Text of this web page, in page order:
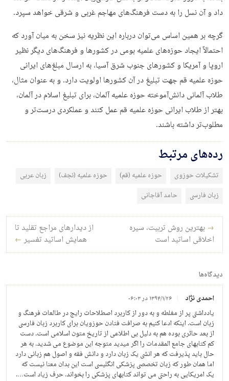
داد و آن نسل را به دست فرهنگ‌های مهاجم غربی و شرقی خواهد سپرد.
گرچه بر همین اساس می‌توان درباره این نظریه نیز سخن به میان آورد که
احتمالاً ایجاد حوزه‌های علمیه بومی در کشورها و فرهنگ‌های دیگر نظیر
اروپا و آمریکا و کشورهای جنوب شرق آسیا، به ارسال مبلغ‌های ایرانی
حوزه علمیه قم جهت تبلیغ در آن کشورها اولویت دارد. و به عنوان مثال،
طلاب آلمانی دانش‌آموخته حوزه علمیه آلمان، برای تبلیغ اسلام در آلمان،
بهتر از طلاب ایرانی حوزه علمیه قم عمل کنند و عملکردی درست‌تر و
مطلوب‌تر داشته باشند.
رده‌های مرتبط
تشکیلات حوزوی حوزه علمیه (قم) حوزه علمیه (نجف)
زبان عربی
زبان فارسی
حامد آقاجانی
راه‌بری نوشته
→ بهترین روش تربیت، سیره
اخلاقی اساتید است
از دیدارهای مراجع تقلید تا
همایش اساتید تفسیر←
دیدگاه‌ها
احمدی نژاد ۱۳۹۴/۱/۲۶ در ۰۶:۰۳
یادداشتی پر از مغلطه و به دور از کاربرد اصطلاحات رایج در طالعات فرهنگ و
زبان است. اینکه ادعا کنیم به صرافت فتادن حوزویان برای کاربرد زبان فارسی
از بعد حائری بوده هم به دلیل بی اطلاعی از تاریخ متون اسلامی است. دست
کم کتابهای جامع المقدمات را اگر میدید متوجه این موضوع می شدید. به هر
حال باید پذیرفت که هر انشی یک زبان دارد و دانش فقه و اصول هم زبانی دارد
اما همان طور که زبان تخصصی پزشکی انگلیسی است این بدان معنا نیست که
یک امریکایی به راحتی می تواند کتابهای پزشکی را بخواند. حرف زیاد است….